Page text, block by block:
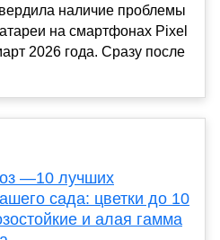
наличие проблемы
на смартфонах Pixel
2026 года. Сразу после
—10 лучших
сада: цветки до 10
и алая гамма